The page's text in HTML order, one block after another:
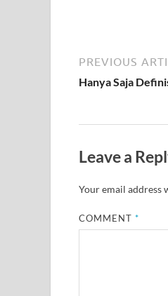
PREVIOUS
Hanya Saja
Leave a
Your email address
COMMENT*